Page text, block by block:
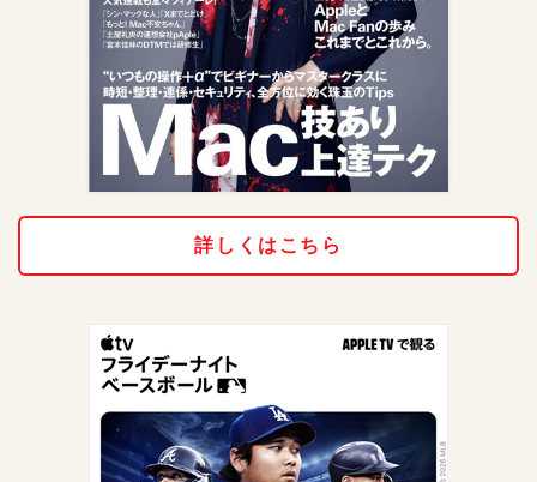
詳しくはこちら